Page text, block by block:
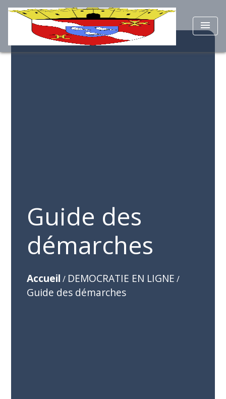
menu
Guide des
démarches
Accueil / DEMOCRATIE EN LIGNE /
Guide des démarches